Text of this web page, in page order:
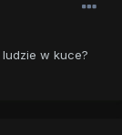
w kuce?